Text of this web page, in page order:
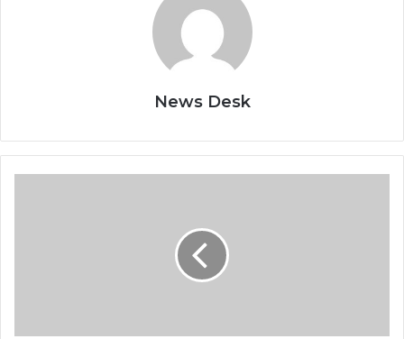
News Desk